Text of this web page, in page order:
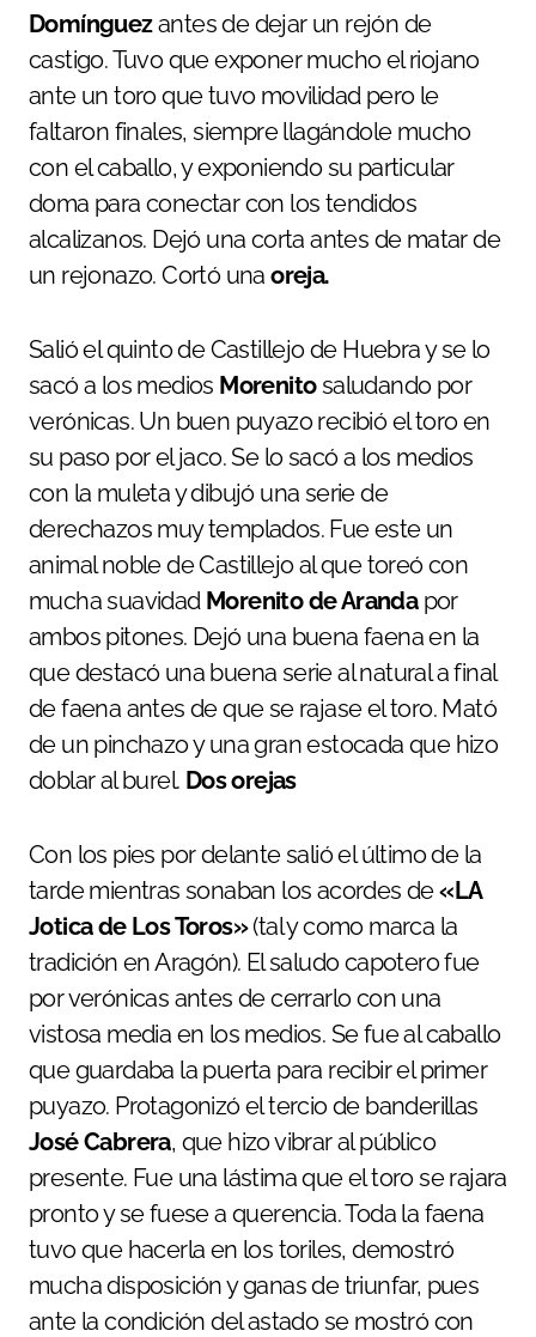
Domínguezantes de dejar un rejón de
castigo. Tuvo que exponer mucho el riojano
ante un toro que tuvo movilidad pero le
faltaron finales, siempre llagándole mucho
con el caballo, y exponiendo su particular
doma para conectar con los tendidos
alcalizanos. Dejó una corta antes de matar de
un rejonazo. Cortó unaoreja.
Salió el quinto de Castillejo de Huebra y se lo
sacó a los medios Morenitosaludando por
verónicas. Un buen puyazo recibió el toro en
su paso por el jaco. Se lo sacó a los medios
con la muleta y dibujó una serie de
derechazos muy templados. Fue este un
animal noble de Castillejo al que toreó con
mucha suavidad Morenito de Arandapor
ambos pitones. Dejó una buena faena en la
que destacó una buena serie al natural a final
de faena antes de que se rajase el toro. Mató
de un pinchazo y una gran estocada que hizo
doblar al burel. Dos orejas
Con los pies por delante salió el último de la
tarde mientras sonaban los acordes de«LA
Jotica de Los Toros»(tal y como marca la
tradición en Aragón). El saludo capotero fue
por verónicas antes de cerrarlo con una
vistosa media en los medios. Se fue al caballo
que guardaba la puerta para recibir el primer
puyazo. Protagonizó el tercio de banderillas
José Cabrera, que hizo vibrar al público
presente. Fue una lástima que el toro se rajara
pronto y se fuese a querencia. Toda la faena
tuvo que hacerla en los toriles, demostró
mucha disposición y ganas de triunfar, pues
ante la condición del astado se mostró con